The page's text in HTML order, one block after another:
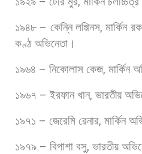
১৯৪৮ – কেন্নি লগ্গিনস,মার্কিন রক
কণ্ঠ অভিনেতা।
১৯৬৪ – নিকোলাস কেজ, মার্কিন
১৯৬৭ –ইরফান খান, ভারতীয়
১৯৭১ – জেরেমি রেনার, মার্কিন
১৯৭৯ – বিপাশা বসু, ভারতীয়